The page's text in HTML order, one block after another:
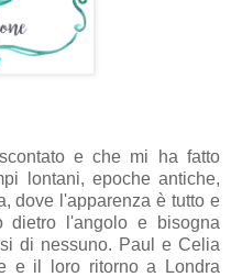
e che mi ha fatto
lontani, epoche antiche,
dove l'apparenza è tutto e
dietro l'angolo e bisogna
di nessuno. Paul e Celia
e il loro ritorno a Londra